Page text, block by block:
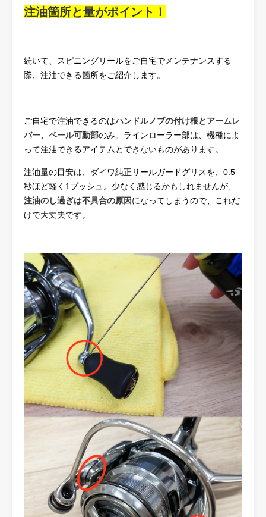
注油箇所と量がポイント！
続いて、スピニングリールをご自宅でメンテナンスする
際、注油できる箇所をご紹介します。
ご自宅で注油できるのはハンドルノブの付け根とアームレ
バー、ベール可動部のみ。ラインローラー部は、機種によ
って注油できるアイテムとできないものがあります。
注油量の目安は、ダイワ純正リールガードグリスを、0.5
秒ほど軽く1プッシュ。少なく感じるかもしれませんが、
注油のし過ぎは不具合の原因になってしまうので、これだ
けで大丈夫です。